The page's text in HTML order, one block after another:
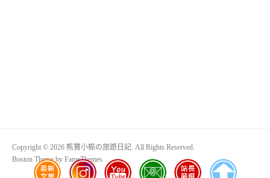
Copyright © 2026 熊寶小榆の旅遊日記. All Rights Reserved.
Boston Theme by FameThemes